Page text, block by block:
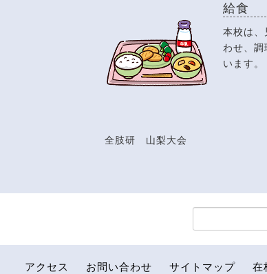
給食
本校は、
わせ、調
います。
全肢研 山梨大会
アクセス お問い合わせ サイトマップ 在